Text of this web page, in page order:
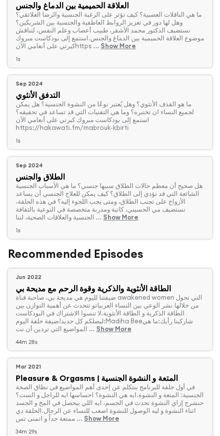
العلاقة الحميمية بين الدماغ والجنس
‏ما هي الناقلات العصبية؟ كيف تؤثر على الرغبة الجنسية والرضا العلائقي؟
وهل لها دور في تعزيز الروابط العاطفية والجنسية بين الشريكين؟
نستضيف الدكتور محمد الأشقر، طبيب أعصاب وعلم النفس، لنناقش
موضوع العلاقة الحميمية بين الدماغ والجنس.استمع إلى بودكاست مبروك
كبرتي على أنغامي الآنhttps ... Show More
1s
Sep 2024
التدفق الأنثوي
‏ما هو القذف الأنثوي؟ وهل يُعتبر نوعًا من النشوة الجنسية؟ هل يمكن
لجميع النساء ان تختبره؟ وما هي التقنيات التي قد تساعد في تحقيقه؟
استمع إلى بودكاست مبروك كبرتي على أنغامي الآن
https://hakawati.fm/mabrouk-kbirti
1s
Sep 2024
الطلاق والجنس
‏هل صحيح أن معظم حالات الطلاق سببها جنسي؟ ما هي الأسباب الجنسية
الشائعة التي قد تؤدي إلى الطلاق؟ كيف يمكن للعلاج الجنسي أن يساعد
الأزواج على تجنب الطلاق، ومتى يجب اللجوء إليه؟ في هذه الحلقة،
نستضيف مي الحسيني، كاتبة ومدربة متخصصة في التوعية بالثقافة
الجنسية والعلاقات الصحية، لننا ... Show More
1s
Recommended Episodes
Jun 2022
الطاقة الأنثوية والذكرية وقوة الرحم مع مديحة بي
‏ضيفتنا لليوم هي مديحة بي، صاحبة قناة awakened women التي تحول
من خلالها نشر الوعي بين النساء العربياتو تتحدث عن أهمية التوازن بين
الطاقة الذكرية و الطاقة الأنثوية.لا تنسوا الاشتراك في البودكاست
ليصلكم كل جديد!ضيفة حلقة اليوم:Madiha Beeشاركينا رأيك:ما هي
المواضيع التي تردين أن نت ... Show More
44m 28s
Mar 2021
Pleasure & Orgasms | المتعة و النشوة الجنسية
‏في أول حلقة للبرنامج بنتكلم عن إحدى أهم المواضيع في نطاق الصحة
الجنسية: المتعة و النشوة.ايه هي النشوة؟ احساسها ايه للراجل و الست؟
حنشرح إزاي النشوة تحدث في الجسم، ايه اللي بيحصل في المخ و الجسد
اثناء النشوة و ليه الوصول للنشوة اصعب للنساء عن الرجال.الحلقة دي
ممتعة جداً و اتمنى تس ... Show More
34m 29s